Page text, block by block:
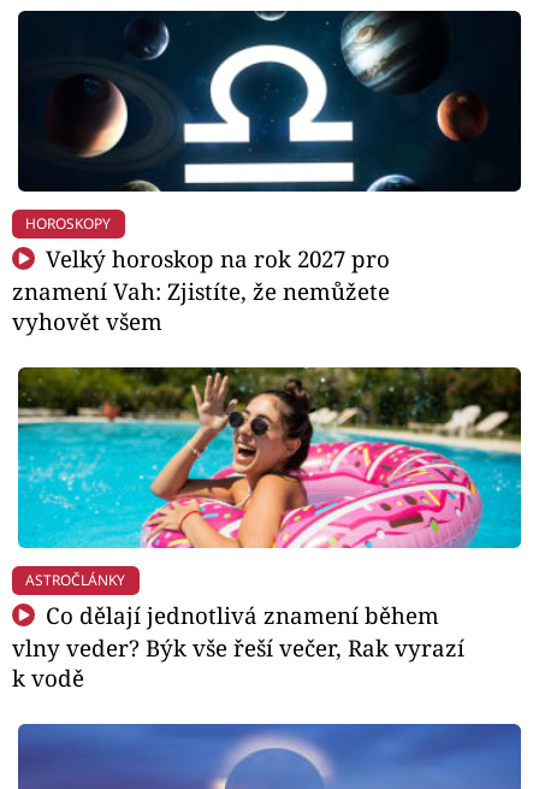
HOROSKOPY
Velký horoskop na rok 2027 pro
znamení Vah: Zjistíte, že nemůžete
vyhovět všem
ASTROČLÁNKY
Co dělají jednotlivá znamení během
vlny veder? Býk vše řeší večer, Rak vyrazí
k vodě